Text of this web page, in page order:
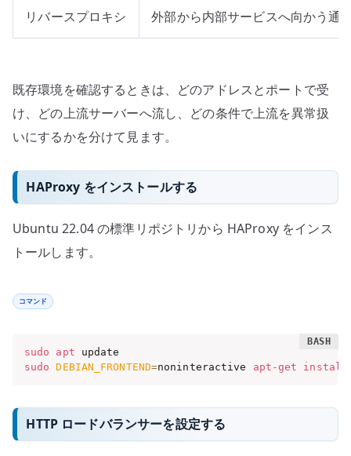
リバースプロキシ 外部から内部サービスへ向かう通
既存環境を確認するときは、どのアドレスとポートで受
け、どの上流サーバーへ流し、どの条件で上流を異常扱
いにするかを分けて見ます。
HAProxy をインストールする
Ubuntu 22.04 の標準リポジトリから HAProxy をインス
トールします。
コマンド
sudo apt
sudo
DEBIAN_FRONTEND=noninteractive apt-get install
HTTP ロードバランサーを設定する